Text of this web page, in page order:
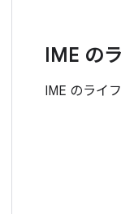
IME の
IME のライ